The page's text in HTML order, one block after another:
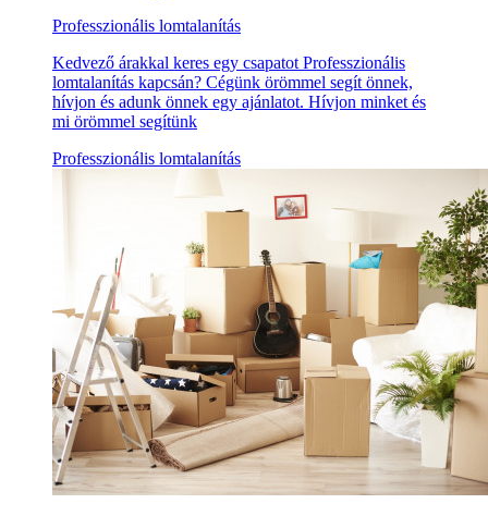
Professzionális lomtalanítás
Kedvező árakkal keres egy csapatot Professzionális
lomtalanítás kapcsán? Cégünk örömmel segít önnek,
hívjon és adunk önnek egy ajánlatot. Hívjon minket és
mi örömmel segítünk
Professzionális lomtalanítás